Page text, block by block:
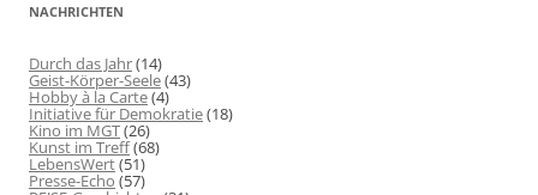
NACHRICHTEN
Durch das Jahr(14)
Geist-Körper-Seele(43)
Hobby à la Carte(4)
Initiative für Demokratie(18)
Kino im MGT(26)
Kunst im Treff(68)
LebensWert(51)
Presse-Echo (57)